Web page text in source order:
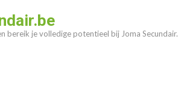
bereik je volledige potentieel bij Joma Secundair.